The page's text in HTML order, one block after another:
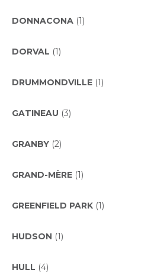
DONNACONA (1)
DORVAL (1)
DRUMMONDVILLE (1)
GATINEAU (3)
GRANBY (2)
GRAND-MÈRE (1)
GREENFIELD PARK (1)
HUDSON (1)
HULL (4)